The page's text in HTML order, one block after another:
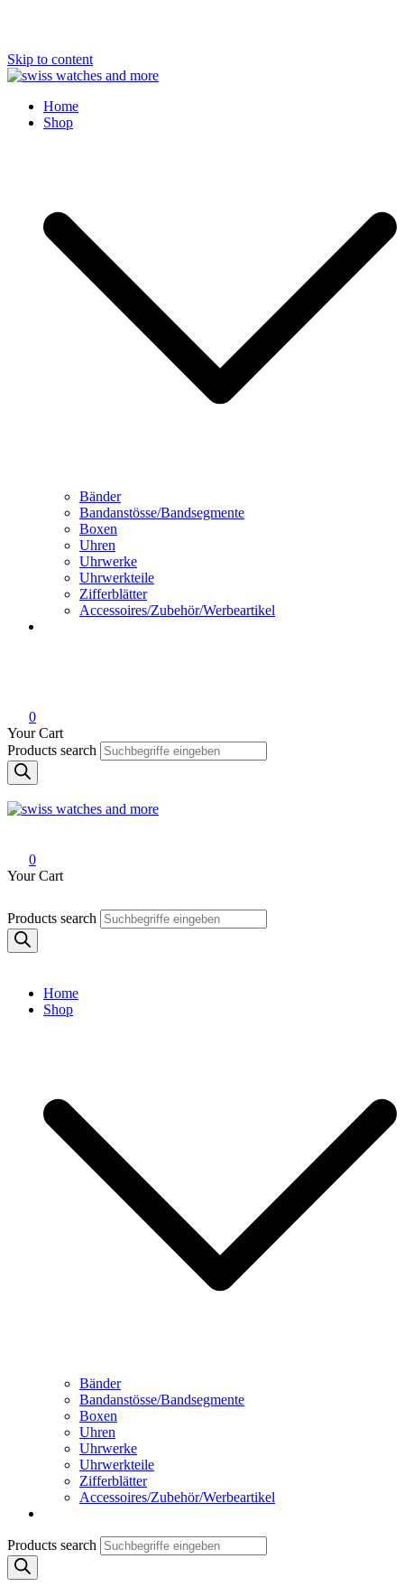
Skip to content
Swiss Watches and More
Home
Shop
Bänder
Bandanstösse/Bandsegmente
Boxen
Uhren
Uhrwerke
Uhrwerkteile
Zifferblätter
Accessoires/Zubehör/Werbeartikel
0
Your Cart
Products search
0
Your Cart
Products search
Home
Shop
Bänder
Bandanstösse/Bandsegmente
Boxen
Uhren
Uhrwerke
Uhrwerkteile
Zifferblätter
Accessoires/Zubehör/Werbeartikel
Products search